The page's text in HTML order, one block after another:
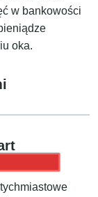
w bankowości
oka.